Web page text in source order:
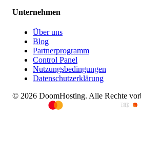
Unternehmen
Über uns
Blog
Partnerprogramm
Control Panel
Nutzungsbedingungen
Datenschutzerklärung
© 2026 DoomHosting. Alle Rechte